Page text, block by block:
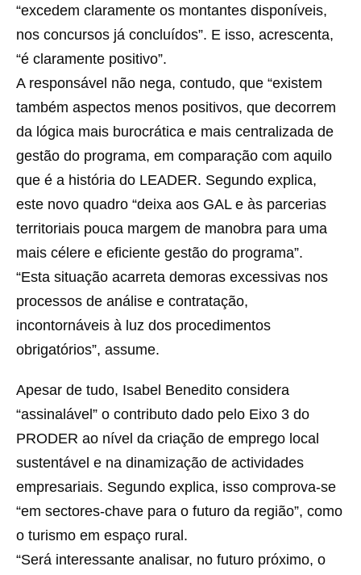
“excedem claramente os montantes disponíveis,
nos concursos já concluídos”. E isso, acrescenta,
“é claramente positivo”.
A responsável não nega, contudo, que “existem
também aspectos menos positivos, que decorrem
da lógica mais burocrática e mais centralizada de
gestão do programa, em comparação com aquilo
que é a história do LEADER. Segundo explica,
este novo quadro “deixa aos GAL e às parcerias
territoriais pouca margem de manobra para uma
mais célere e eficiente gestão do programa”.
“Esta situação acarreta demoras excessivas nos
processos de análise e contratação,
incontornáveis à luz dos procedimentos
obrigatórios”, assume.
Apesar de tudo, Isabel Benedito considera
“assinalável” o contributo dado pelo Eixo 3 do
PRODER ao nível da criação de emprego local
sustentável e na dinamização de actividades
empresariais. Segundo explica, isso comprova-se
“em sectores-chave para o futuro da região”, como
o turismo em espaço rural.
“Será interessante analisar, no futuro próximo, o